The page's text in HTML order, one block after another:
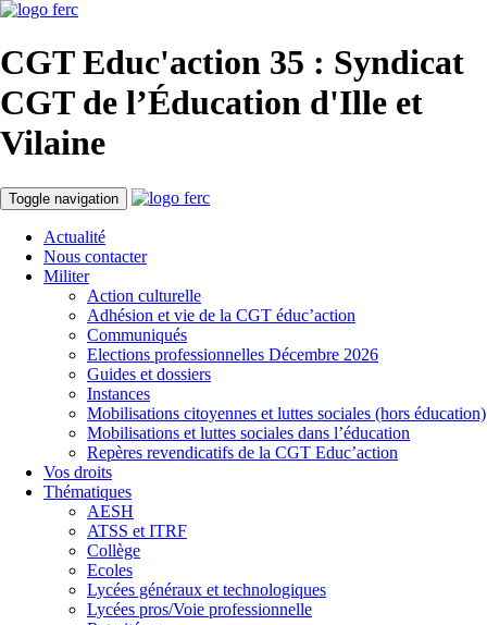
CGT Educ'action 35 : Syndicat
CGT de l’Éducation d'Ille et
Vilaine
Toggle navigation
Actualité
Nous contacter
Militer
Action culturelle
Adhésion et vie de la CGT éduc’action
Communiqués
Elections professionnelles Décembre 2026
Guides et dossiers
Instances
Mobilisations citoyennes et luttes sociales (hors éducation)
Mobilisations et luttes sociales dans l’éducation
Repères revendicatifs de la CGT Educ’action
Vos droits
Thématiques
AESH
ATSS et ITRF
Collège
Ecoles
Lycées généraux et technologiques
Lycées pros/Voie professionnelle